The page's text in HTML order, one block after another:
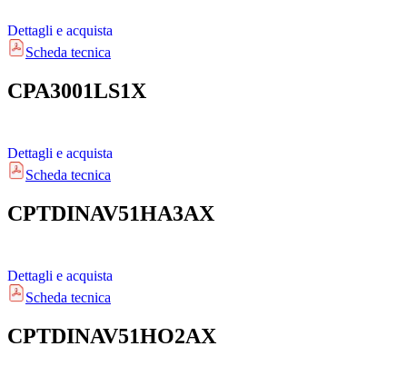
Dettagli e acquista
Scheda tecnica
CPA3001LS1X
Dettagli e acquista
Scheda tecnica
CPTDINAV51HA3AX
Dettagli e acquista
Scheda tecnica
CPTDINAV51HO2AX